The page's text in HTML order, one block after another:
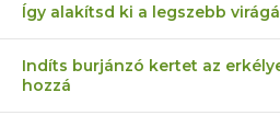
Így alakítsd ki a legszebb
Indíts burjánzó kertet az
hozzá